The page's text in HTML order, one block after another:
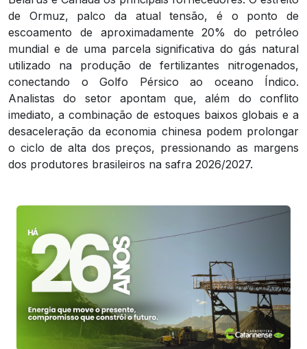
de Ormuz, palco da atual tensão, é o ponto de
escoamento de aproximadamente 20% do petróleo
mundial e de uma parcela significativa do gás natural
utilizado na produção de fertilizantes nitrogenados,
conectando o Golfo Pérsico ao oceano Índico.
Analistas do setor apontam que, além do conflito
imediato, a combinação de estoques baixos globais e a
desaceleração da economia chinesa podem prolongar
o ciclo de alta dos preços, pressionando as margens
dos produtores brasileiros na safra 2026/2027.